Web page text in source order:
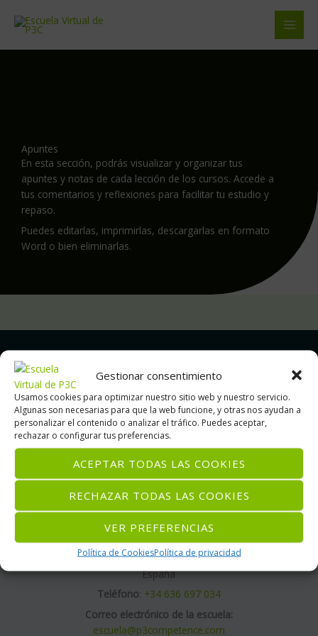
Gestionar consentimiento
Usamos cookies para optimizar nuestro sitio web y nuestro servicio.
Algunas son necesarias para que la web funcione, y otras nos ayudan a
personalizar el contenido o analizar el tráfico. Puedes aceptar,
rechazar o configurar tus preferencias.
ACEPTAR TODAS LAS COOKIES
RECHAZAR TODAS LAS COOKIES
VER PREFERENCIAS
Política de CookiesPolítica de privacidad
contenido
Apuntes
En esta sección, podrás visualizar y organizar tus
apuntes y notas de cada lección de los cursos. Accede a
tus comentarios y reflexiones para facilitar tu estudio y
repaso.
Puedes editarlas, imprimirlas, descargarlas en formato
Word o bien eliminarlas.
P3 Competence
Por INECIR SLU
Calle Molí Bisbal, 89 B
12540 Villarreal, Castellón
España
Teléfono: +34 636 697 034
Correo electrónico de la escuela:
escuela@p3competence.com